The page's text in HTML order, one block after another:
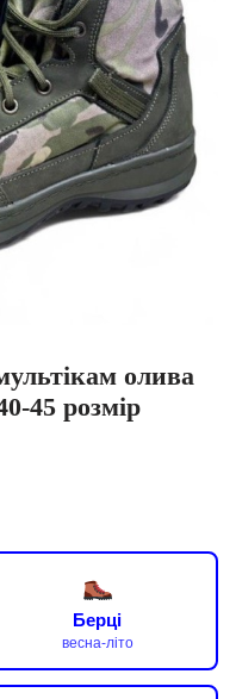
олива
45 розмір
Берці
весна-літо